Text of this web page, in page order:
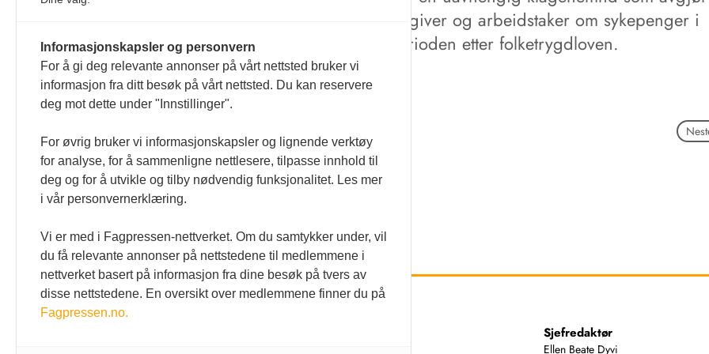
mellom arbeidsgiver og arbeidstaker om sykepenger i
arbeidsgiverperioden etter folketrygdloven.
Sjefredaktør
Ellen Beate Dyvi
Informasjonskapsler og personvern
For å gi deg relevante annonser på vårt nettsted bruker vi
informasjon fra ditt besøk på vårt nettsted. Du kan reservere
deg mot dette under "Innstillinger".
For øvrig bruker vi informasjonskapsler og lignende verktøy
for analyse, for å sammenligne nettlesere, tilpasse innhold til
deg og for å utvikle og tilby nødvendig funksjonalitet. Les mer
i vår personvernerklæring.
Vi er med i Fagpressen-nettverket. Om du samtykker under, vil
du få relevante annonser på nettstedene til medlemmene i
nettverket basert på informasjon fra dine besøk på tvers av
disse nettstedene. En oversikt over medlemmene finner du på
Fagpressen.no.